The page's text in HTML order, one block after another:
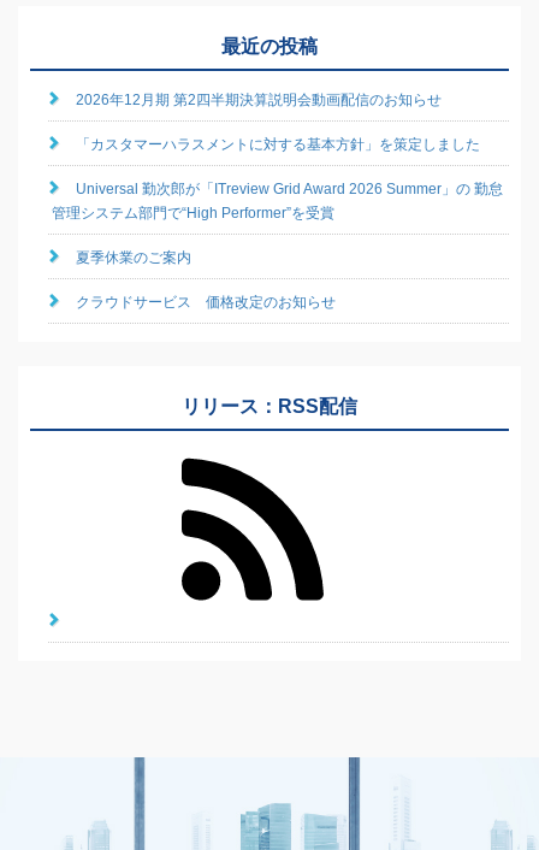
最近の投稿
2026年12月期 第2四半期決算説明会動画配信のお知らせ
「カスタマーハラスメントに対する基本方針」を策定しました
Universal 勤次郎が「ITreview Grid Award 2026 Summer」の 勤怠
管理システム部門で“High Performer”を受賞
夏季休業のご案内
クラウドサービス 価格改定のお知らせ
リリース：RSS配信